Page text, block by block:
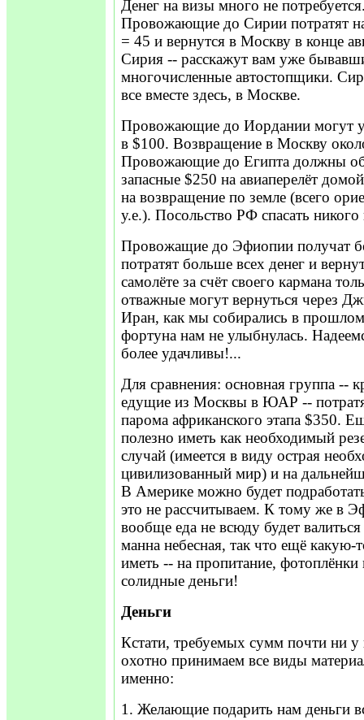
Денег на визы много не
Провожающие до Сирии потратят
= 45 и вернутся в Москву в конце
Сирия -- расскажут вам уже
многочисленные автостопщики.
все вместе здесь, в Москве.
Провожающие до Иордании могут
в $100. Возвращение в Москву
Провожающие до Египта должны
запасные $250 на авиаперелёт
на возвращение по земле (всего
у.е.). Посольство РФ спасать никого
Провожащие до Эфиопии получат
потратят больше всех денег и
самолёте за счёт своего кармана
отважные могут вернуться через
Иран, как мы собирались в прошлом
фортуна нам не улыбнулась.
более удачливы!...
Для сравнения: основная группа --
едущие из Москвы в ЮАР --
парома африканского этапа $350.
полезно иметь как необходимый
случай (имеется в виду острая
цивилизованный мир) и на
В Америке можно будет
это не рассчитываем. К тому же в
вообще еда не всюду будет валиться
манна небесная, так что ещё какую-
иметь -- на пропитание,
солидные деньги!
Деньги
Кстати, требуемых сумм почти ни у
охотно принимаем все виды
именно:
1. Желающие подарить нам деньги